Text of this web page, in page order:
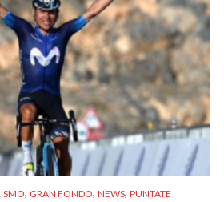
, GRAN FONDO, NEWS, PUNTATE